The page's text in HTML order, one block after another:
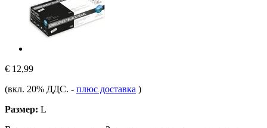
€ 12,99
(вкл. 20% ДДС. - плюс доставка )
Размер: L